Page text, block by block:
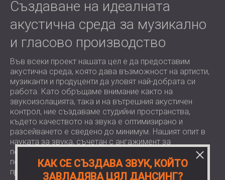
Създаване на идеалната
акустична среда за музикално
и гласово производство
Във всеки проект нашата цел е да предоставим
акустична среда, която дава възможност на артисти,
музиканти и продуценти да уловят най-добрата си
работа. Като обръщаме внимание както на
звукоизолацията, така и на вътрешния акустичен
контрол, ние създаваме студийни пространства,
където качеството на звука е оптимизирано и
разсейването е сведено до минимум. Нашият опит в
науката за звука, съчетан с ангажимент за
персонализирани решения, ни позволява да
поддържаме широка гама от студиа, от
професионални съоръжения за запис до частни
КАК СЕ СЪЗДАВА ЗВУК, КОЙТО
ЗАВЛАДЯВА ЦЯЛ ДАНСИНГ?